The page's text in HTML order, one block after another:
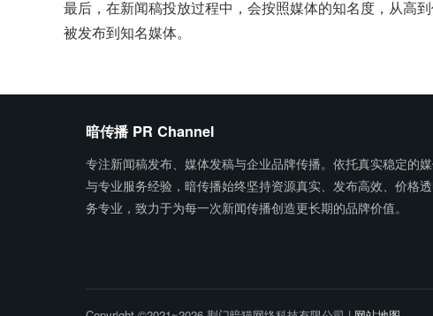
最后，在新闻稿投放过程中，会按照媒体的知名度，从高
被发布到知名媒体。
暗传播 PR Channel
专注新闻稿发布、媒体发稿与企业品牌传播。依托真实稳定的
与专业服务经验，暗传播始终坚持资源真实、发布高效、价格
务专业，致力于为每一次新闻传播创造更长期的品牌价值。